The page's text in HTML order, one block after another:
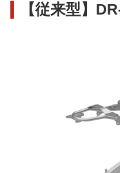
【従来型】